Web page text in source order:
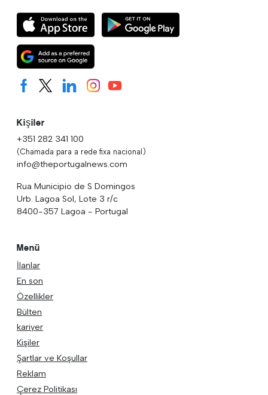
Kişiler
+351 282 341 100
(Chamada para a rede fixa nacional)
info@theportugalnews.com
Rua Municipio de S Domingos
Urb. Lagoa Sol, Lote 3 r/c
8400-357 Lagoa - Portugal
Menü
İlanlar
En son
Özellikler
Bülten
kariyer
Kişiler
Şartlar ve Koşullar
Reklam
Çerez Politikası